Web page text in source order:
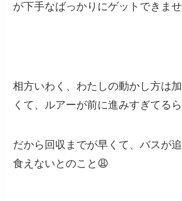
が下手なばっかりにゲットできませ
相方いわく、わたしの動かし方は
くて、ルアーが前に進みすぎてるら
だから回収までが早くて、バスが
食えないとのこと😩